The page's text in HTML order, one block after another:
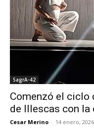
SagrA-42
Comenzó el ciclo
de Illescas con la
Cesar Merino - 14 enero, 2026